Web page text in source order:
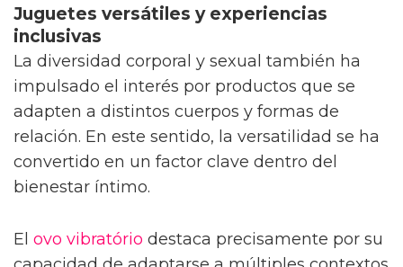
Juguetes versátiles y experiencias
inclusivas
La diversidad corporal y sexual también ha
impulsado el interés por productos que se
adapten a distintos cuerpos y formas de
relación. En este sentido, la versatilidad se ha
convertido en un factor clave dentro del
ovo vibratório destaca precisamente por su